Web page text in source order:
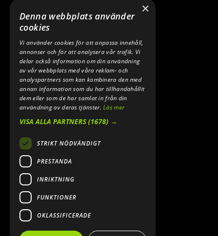
TELEFON:
0640 200 50
E-POST:
INFO@SPEEDSHOPEN.SE
ÅNGRA MITT KÖP
2026. ALL RIGHTS RESERVED.
POWERED BY EMPORI CMS
×
Denna webbplats använder
cookies
Vi använder cookies för att anpassa innehåll,
annonser och för att analysera vår trafik. Vi
delar också information om din användning
av vår webbplats med våra reklam- och
analyspartners som kan kombinera den med
annan information som du har tillhandahållit
dem eller som de har samlat in från din
användning av deras tjänster.Läs mer
VISA ALLA PARTNERS(1678) →
STRIKT NÖDVÄNDIGT
PRESTANDA
INRIKTNING
FUNKTIONER
OKLASSIFICERADE